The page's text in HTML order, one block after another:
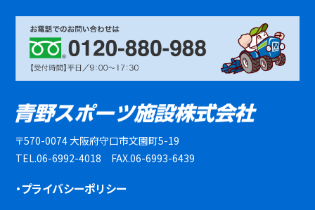
〒570-0074 大阪府守口市文園町5-19
TEL.06-6992-4018 FAX.06-6993-6439
・プライバシーポリシー